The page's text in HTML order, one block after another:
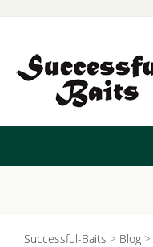
Successful-Baits > Blog >